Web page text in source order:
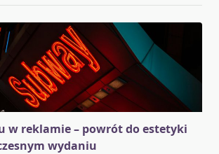
w reklamie – powrót do estetyki
wydaniu